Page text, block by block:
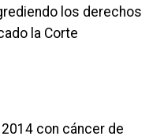
los derechos
la Corte
con cáncer de